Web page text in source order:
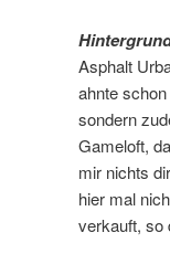
Asphalt
ahnte
sondern
Gameloft,
mir nichts
hier mal
verkauft, so